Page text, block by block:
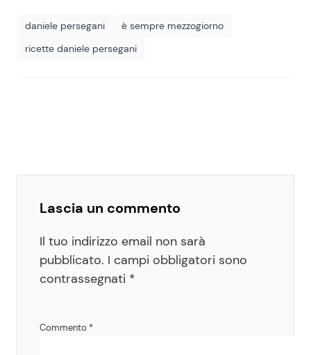
daniele persegani
è sempre mezzogiorno
ricette daniele persegani
Lascia un commento
Il tuo indirizzo email non sarà
pubblicato. I campi obbligatori sono
contrassegnati *
Commento *